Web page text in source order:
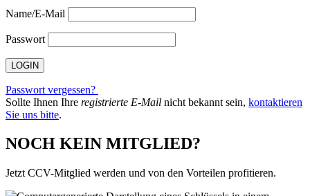
Name/E-Mail
Passwort
Passwort vergessen?
Sollte Ihnen Ihre registrierte E-Mail nicht bekannt sein, kontaktieren
Sie uns bitte.
NOCH KEIN MITGLIED?
Jetzt CCV-Mitglied werden und von den Vorteilen profitieren.